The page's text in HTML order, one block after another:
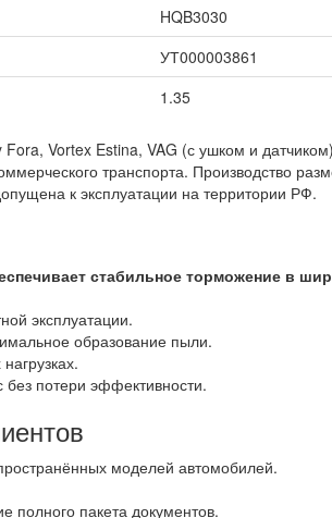
HQB3030
УТ000003861
1.35
Vortex Estina, VAG (с ушком и
транспорта. Производство
к эксплуатации на территории РФ.
стабильное торможение в
эксплуатации.
образование пыли.
потери эффективности.
моделей автомобилей.
полного пакета документов.